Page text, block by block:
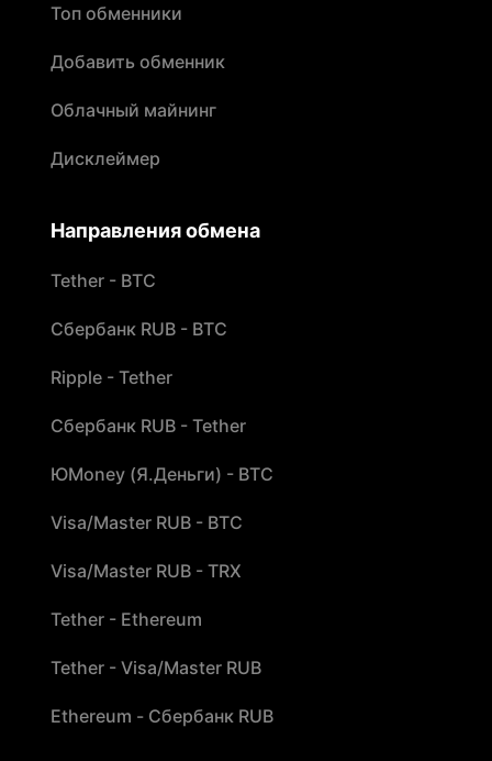
Топ обменники
Добавить обменник
Облачный майнинг
Дисклеймер
Направления обмена
Tether - BTC
Сбербанк RUB - BTC
Ripple - Tether
Сбербанк RUB - Tether
ЮMoney (Я.Деньги) - BTC
Visa/Master RUB - BTC
Visa/Master RUB - TRX
Tether - Ethereum
Tether - Visa/Master RUB
Ethereum - Сбербанк RUB